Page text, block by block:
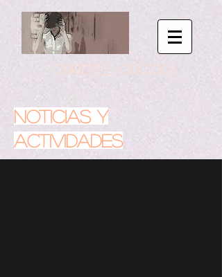
CHRISTEL GUCZKA
NOTICIAS Y
ACTIVIDADES